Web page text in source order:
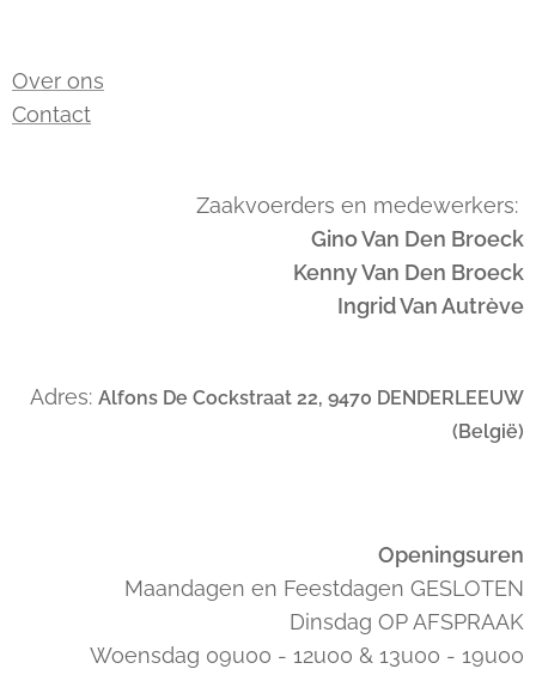
Over ons
Contact
Zaakvoerders en medewerkers:
Gino Van Den Broeck
Kenny Van Den Broeck
Ingrid Van Autrève
Adres: Alfons De Cockstraat 22, 9470 DENDERLEEUW
(België)
Openingsuren
Maandagen en Feestdagen GESLOTEN
Dinsdag OP AFSPRAAK
Woensdag 09u00 - 12u00 & 13u00 - 19u00